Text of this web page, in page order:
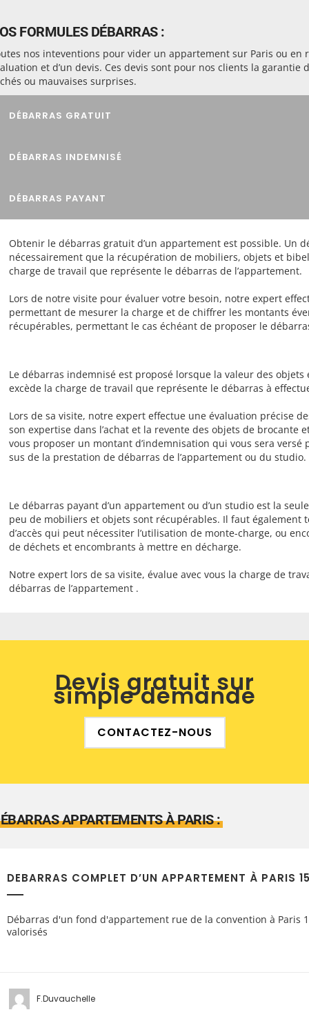
FORMULES DÉBARRAS :
nos inteventions pour vider un appartement sur Paris ou en
et d’un devis. Ces devis sont pour nos clients la garantie
ou mauvaises surprises.
DÉBARRAS GRATUIT
DÉBARRAS INDEMNISÉ
DÉBARRAS PAYANT
Obtenir le débarras gratuit d’un appartement est possible. Un
nécessairement que la récupération de mobiliers, objets et
charge de travail que représente le débarras de l’appartement.
Lors de notre visite pour évaluer votre besoin, notre expert
permettant de mesurer la charge et de chiffrer les montants
récupérables, permettant le cas échéant de proposer le
Le débarras indemnisé est proposé lorsque la valeur des
excède la charge de travail que représente le débarras à
Lors de sa visite, notre expert effectue une évaluation précise
son expertise dans l’achat et la revente des objets de brocante
vous proposer un montant d’indemnisation qui vous sera versé
sus de la prestation de débarras de l’appartement ou du studio.
Le débarras payant d’un appartement ou d’un studio est la
peu de mobiliers et objets sont récupérables. Il faut également
d’accès qui peut nécessiter l’utilisation de monte-charge, ou
de déchets et encombrants à mettre en décharge.
Notre expert lors de sa visite, évalue avec vous la charge de
débarras de l’appartement .
Devis gratuit sur
simple demande
CONTACTEZ-NOUS
APPARTEMENTS À PARIS :
DEBARRAS COMPLET D’UN APPARTEMENT À PARIS
Débarras d'un fond d'appartement rue de la convention à Paris
valorisés
F.Duvauchelle